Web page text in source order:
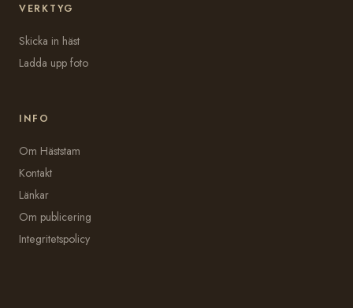
VERKTYG
Skicka in häst
Ladda upp foto
INFO
Om Häststam
Kontakt
Länkar
Om publicering
Integritetspolicy